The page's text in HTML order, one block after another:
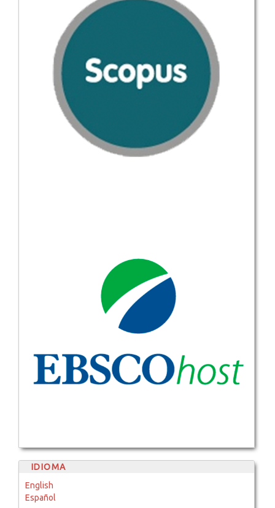
IDIOMA
English
Español